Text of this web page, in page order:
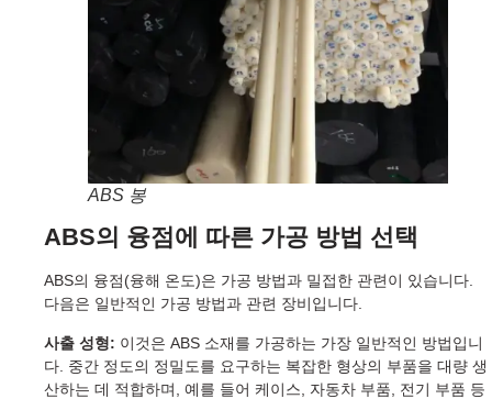
ABS 봉
ABS의 융점에 따른 가공 방법 선택
ABS의 융점(융해 온도)은 가공 방법과 밀접한 관련이 있습니다.
다음은 일반적인 가공 방법과 관련 장비입니다.
사출 성형: 이것은 ABS 소재를 가공하는 가장 일반적인 방법입니
다. 중간 정도의 정밀도를 요구하는 복잡한 형상의 부품을 대량 생
산하는 데 적합하며, 예를 들어 케이스, 자동차 부품, 전기 부품 등